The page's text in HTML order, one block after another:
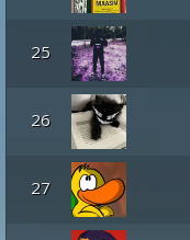
25
26
27